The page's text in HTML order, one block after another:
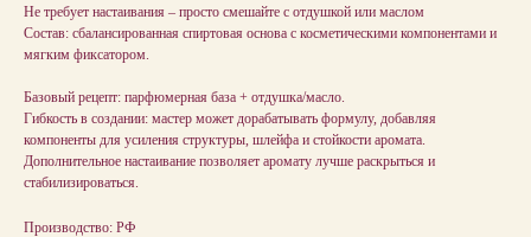
Не требует настаивания – просто смешайте с отдушкой или маслом
Состав: сбалансированная спиртовая основа с косметическими компонентами и
мягким фиксатором.
Базовый рецепт: парфюмерная база + отдушка/масло.
Гибкость в создании: мастер может дорабатывать формулу, добавляя
компоненты для усиления структуры, шлейфа и стойкости аромата.
Дополнительное настаивание позволяет аромату лучше раскрыться и
стабилизироваться.
Производство: РФ